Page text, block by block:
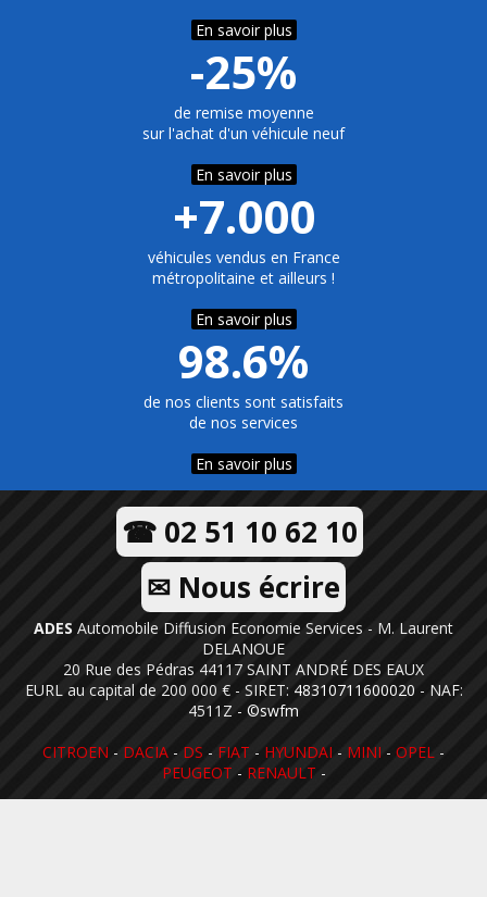
En savoir plus
-25%
de remise moyenne
sur l'achat d'un véhicule neuf
En savoir plus
+7.000
véhicules vendus en France
métropolitaine et ailleurs !
En savoir plus
98.6%
de nos clients sont satisfaits
de nos services
En savoir plus
☎ 02 51 10 62 10
✉ Nous écrire
ADES Automobile Diffusion Economie Services - M. Laurent
DELANOUE
20 Rue des Pédras 44117 SAINT ANDRÉ DES EAUX
EURL au capital de 200 000 € - SIRET: 48310711600020 - NAF:
4511Z - ©swfm
CITROEN - DACIA - DS - FIAT - HYUNDAI - MINI - OPEL -
PEUGEOT - RENAULT -